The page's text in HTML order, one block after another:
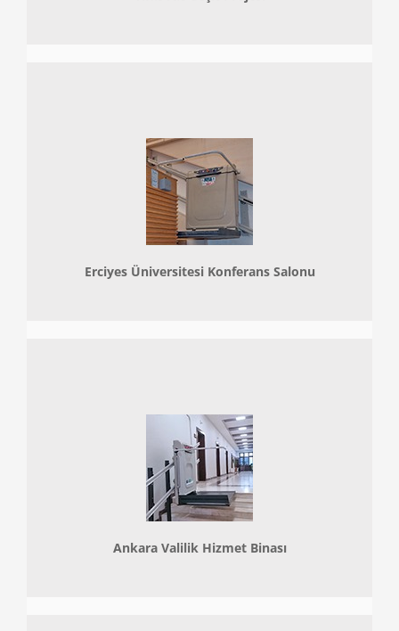
Erciyes Üniversitesi Konferans Salonu
Ankara Valilik Hizmet Binası